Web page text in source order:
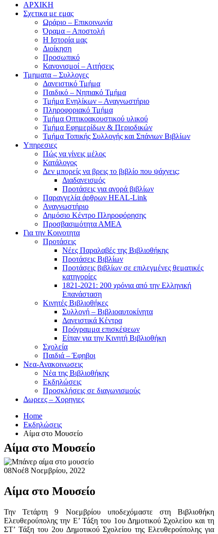
ΑΡΧΙΚΗ
Σχετικα με εμας
Ωράριο – Επικοινωνία
Όραμα – Αποστολή
Η Ιστορία μας
Διοίκηση
Προσωπικό
Κανονισμοί – Αιτήσεις
Τμηματα – Συλλογες
Δανειστικό Τμήμα
Παιδικό – Νηπιακό Τμήμα
Τμήμα Ενηλίκων – Αναγνωστήριο
Πληροφοριακό Τμήμα
Τμήμα Οπτικοακουστικού υλικού
Τμήμα Εφημερίδων & Περιοδικών
Τμήμα Τοπικής Συλλογής και Σπάνιων Βιβλίων
Υπηρεσιες
Πώς να γίνεις μέλος
Κατάλογος
Δεν μπορείς να βρεις το βιβλίο που ψάχνεις;
Διαδανεισμός
Προτάσεις για αγορά βιβλίων
Παραγγελία άρθρων HEAL-Link
Αναγνωστήριο
Δημόσιο Κέντρο Πληροφόρησης
Προσβασιμότητα ΑΜΕΑ
Για την Κοινοτητα
Προτάσεις
Νέες Παραλαβές της Βιβλιοθήκης
Προτάσεις Βιβλίων
Προτάσεις βιβλίων σε επιλεγμένες θεματικές
κατηγορίες
1821-2021: 200 χρόνια από την Ελληνική
Επανάσταση
Κινητές Βιβλιοθήκες
Συλλογή – Βιβλιοαυτοκίνητα
Δανειστικά Κέντρα
Πρόγραμμα επισκέψεων
Είπαν για την Κινητή Βιβλιοθήκη
Σχολεία
Παιδιά – Έφηβοι
Νεα-Ανακοινωσεις
Νέα της Βιβλιοθήκης
Εκδηλώσεις
Προσκλήσεις σε διαγωνισμούς
Δωρεες – Χορηγιες
Home
Εκδηλώσεις
Αίμα στο Μουσείο
Αίμα στο Μουσείο
08Νοέ8 Νοεμβρίου, 2022
Αίμα στο Μουσείο
Την Τετάρτη 9 Νοεμβρίου υποδεχόμαστε στη Βιβλιοθήκη
Ελευθερούπολης την Ε’ Τάξη του 1ου Δημοτικού Σχολείου και τη
ΣΤ’ Τάξη του 2ου Δημοτικού Σχολείου της Ελευθερούπολης για